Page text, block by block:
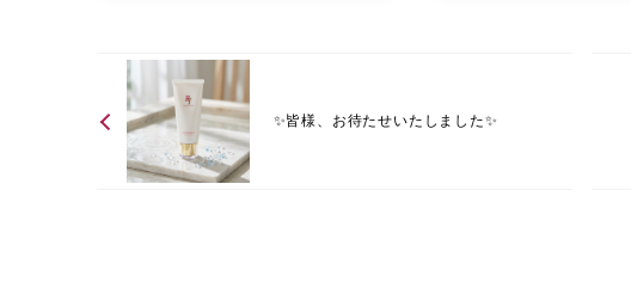
✨皆様、お待たせいたしました✨